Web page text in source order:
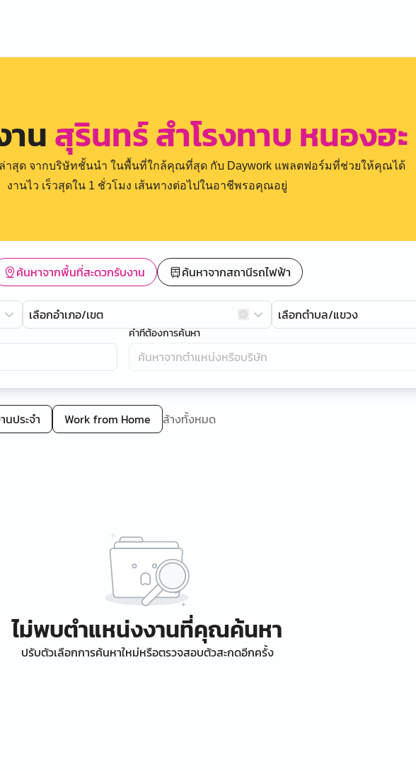
นสุรินทร์ สำโรงทาบ หนองฮะ
สุด จากบริษัทชั้นนำ ในพื้นที่ใกล้คุณที่สุด กับ Daywork แพลตฟอร์มที่ช่วยให้คุณได้
งานไว เร็วสุดใน 1 ชั่วโมง เส้นทางต่อไปในอาชีพรอคุณอยู่
ค้นหาจากพื้นที่สะดวกรับงาน ค้นหาจากสถานีรถไฟฟ้า
เลือกอำเภอ/เขต เลือกตำบล/แขวง
คำที่ต้องการค้นหา
นประจำ Work from Home ล้างทั้งหมด
ไม่พบตำแหน่งงานที่คุณค้นหา
ปรับตัวเลือกการค้นหาใหม่หรือตรวจสอบตัวสะกดอีกครั้ง